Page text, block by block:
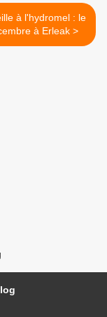
à l'hydromel : le
14 décembre à Erleak >